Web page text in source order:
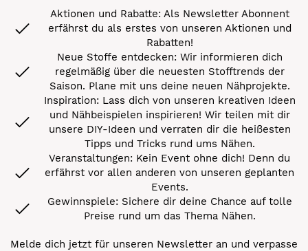
Aktionen und Rabatte: Als Newsletter Abonnent
erfährst du als erstes von unseren Aktionen und
Rabatten!
Neue Stoffe entdecken: Wir informieren dich
regelmäßig über die neuesten Stofftrends der
Saison. Plane mit uns deine neuen Nähprojekte.
Inspiration: Lass dich von unseren kreativen Ideen
und Nähbeispielen inspirieren! Wir teilen mit dir
unsere DIY-Ideen und verraten dir die heißesten
Tipps und Tricks rund ums Nähen.
Veranstaltungen: Kein Event ohne dich! Denn du
erfährst vor allen anderen von unseren geplanten
Events.
Gewinnspiele: Sichere dir deine Chance auf tolle
Preise rund um das Thema Nähen.
Melde dich jetzt für unseren Newsletter an und verpasse